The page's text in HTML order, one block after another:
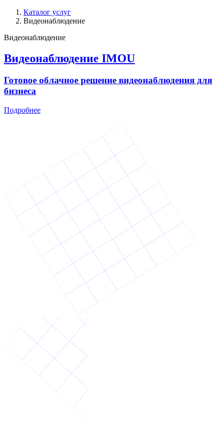
Каталог услуг
Видеонаблюдение
Видеонаблюдение
Видеонаблюдение IMOU
Готовое облачное решение видеонаблюдения для
бизнеса
Подробнее